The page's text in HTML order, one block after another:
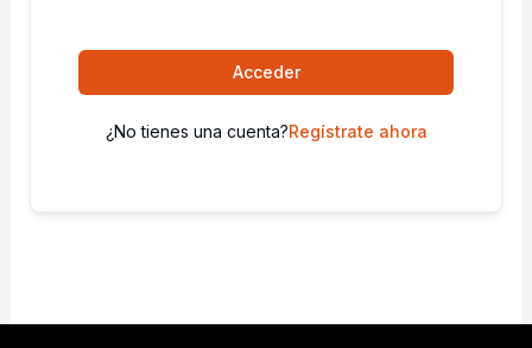
Acceder
¿No tienes una cuenta?Regístrate ahora